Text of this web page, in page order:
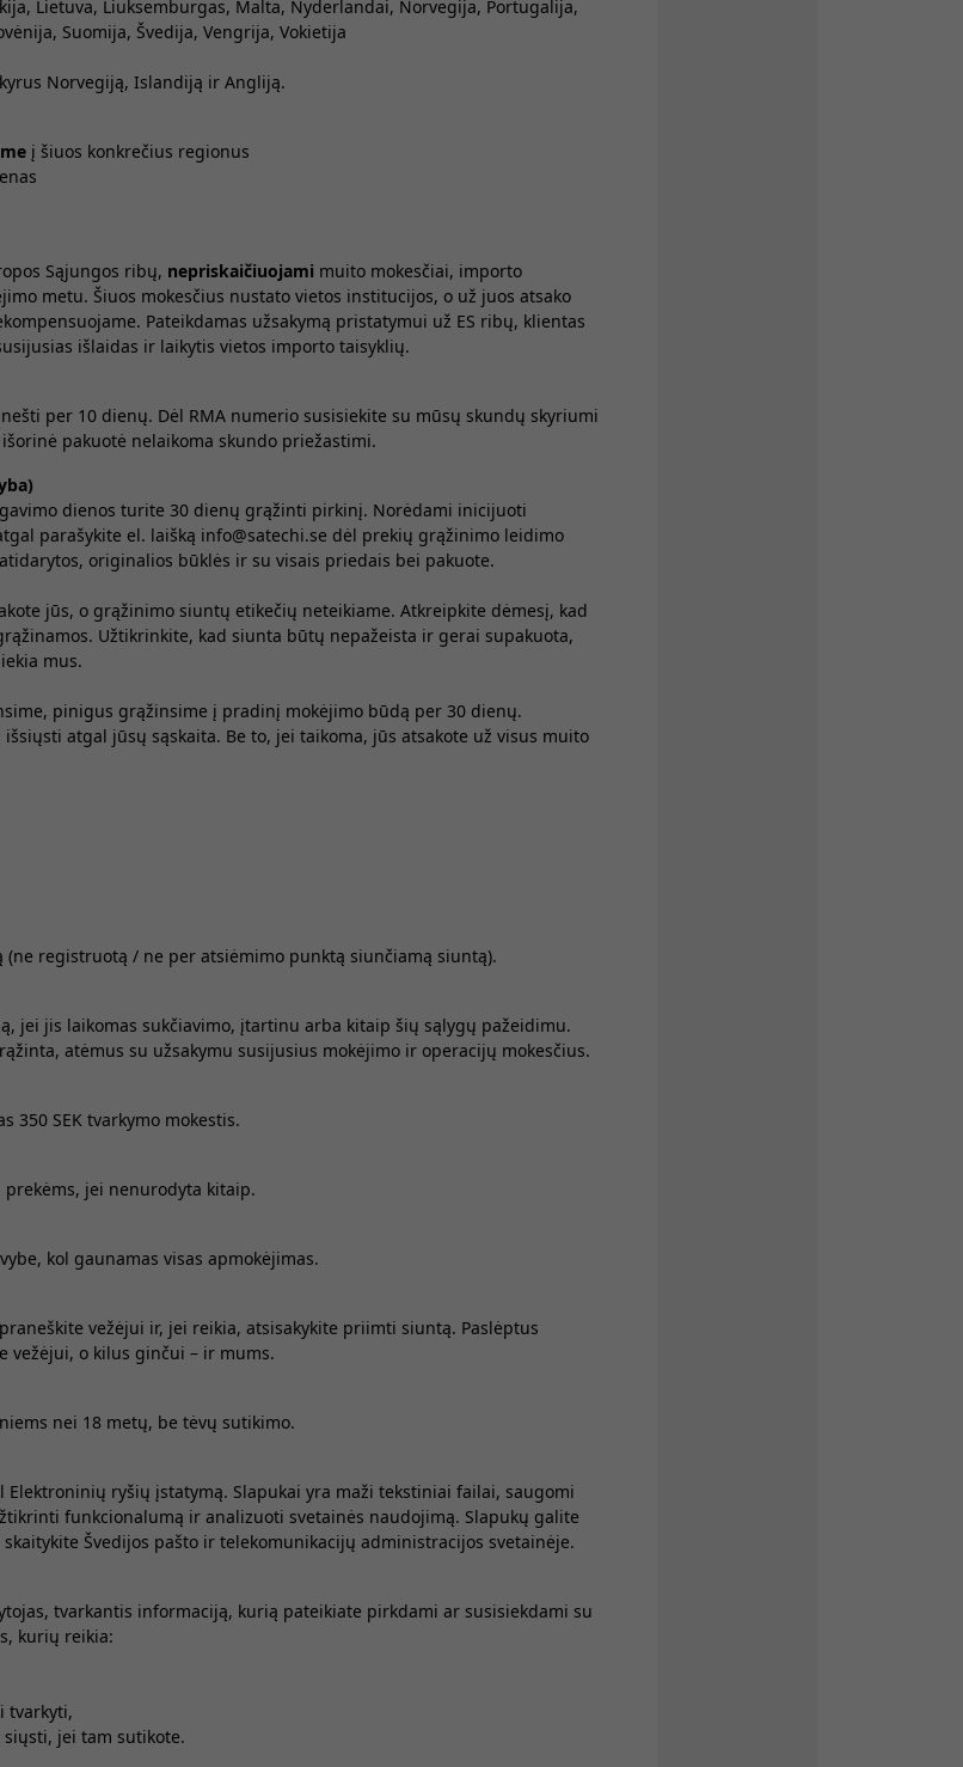
Lietuva, Liuksemburgas, Malta, Nyderlandai, Norvegija, Portugalija,
Suomija, Švedija, Vengrija, Vokietija
Norvegiją, Islandiją ir Angliją.
į šiuos konkrečius regionus
Sąjungos ribų, nepriskaičiuojami muito mokesčiai, importo
metu. Šiuos mokesčius nustato vietos institucijos, o už juos atsako
Pateikdamas užsakymą pristatymui už ES ribų, klientas
išlaidas ir laikytis vietos importo taisyklių.
per 10 dienų. Dėl RMA numerio susisiekite su mūsų skundų skyriumi
pakuotė nelaikoma skundo priežastimi.
dienos turite 30 dienų grąžinti pirkinį. Norėdami inicijuoti
parašykite el. laišką info@satechi.se dėl prekių grąžinimo leidimo
originalios būklės ir su visais priedais bei pakuote.
jūs, o grąžinimo siuntų etikečių neteikiame. Atkreipkite dėmesį, kad
Užtikrinkite, kad siunta būtų nepažeista ir gerai supakuota,
mus.
pinigus grąžinsime į pradinį mokėjimo būdą per 30 dienų.
atgal jūsų sąskaita. Be to, jei taikoma, jūs atsakote už visus muito
(ne registruotą / ne per atsiėmimo punktą siunčiamą siuntą).
jei jis laikomas sukčiavimo, įtartinu arba kitaip šių sąlygų pažeidimu.
atėmus su užsakymu susijusius mokėjimo ir operacijų mokesčius.
350 SEK tvarkymo mokestis.
jei nenurodyta kitaip.
kol gaunamas visas apmokėjimas.
vežėjui ir, jei reikia, atsisakykite priimti siuntą. Paslėptus
vežėjui, o kilus ginčui – ir mums.
nei 18 metų, be tėvų sutikimo.
Elektroninių ryšių įstatymą. Slapukai yra maži tekstiniai failai, saugomi
funkcionalumą ir analizuoti svetainės naudojimą. Slapukų galite
Švedijos pašto ir telekomunikacijų administracijos svetainėje.
tvarkantis informaciją, kurią pateikiate pirkdami ar susisiekdami su
kurių reikia:
tvarkyti,
jei tam sutikote.